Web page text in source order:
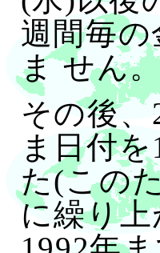
週間毎
ま せん
その後
ま日付
た(この
に繰り